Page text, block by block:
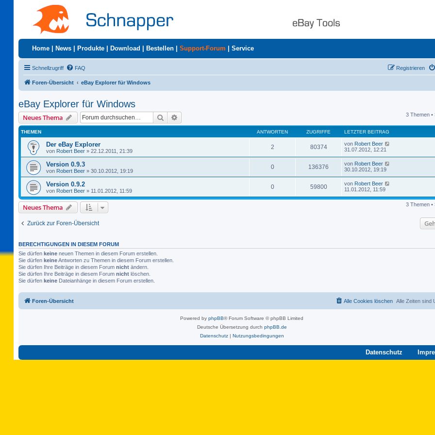
Home News Produkte Download Bestellen Support-Forum Service
Schnellzugriff FAQ Registrieren
Foren-Übersicht eBay Explorer für Windows
eBay Explorer für Windows
Neues Thema Suche 3 Themen •
THEMEN ANTWORTEN ZUGRIFFE LETZTER BEITRAG
Der eBay Explorer
von Robert Beer » 22.12.2011, 21:39
2 80374 von Robert Beer
31.07.2012, 12:21
Version 0.9.3
von Robert Beer » 30.10.2012, 19:19
0 136376 von Robert Beer
30.10.2012, 19:19
Version 0.9.2
von Robert Beer » 11.01.2012, 11:59
0 59800 von Robert Beer
11.01.2012, 11:59
Neues Thema 3 Themen •
Zurück zur Foren-Übersicht
BERECHTIGUNGEN IN DIESEM FORUM
Sie dürfen keine neuen Themen in diesem Forum erstellen.
Sie dürfen keineAntworten zu Themen in diesem Forum erstellen.
Sie dürfen Ihre Beiträge in diesem Forum nicht ändern.
Sie dürfen Ihre Beiträge in diesem Forum nicht löschen.
Sie dürfen keine Dateianhänge in diesem Forum erstellen.
Foren-Übersicht Alle Zeiten sind
Alle Cookies löschen
Powered by phpBB® Forum Software © phpBB Limited
Deutsche Übersetzung durch phpBB.de
Datenschutz| Nutzungsbedingungen
Datenschutz